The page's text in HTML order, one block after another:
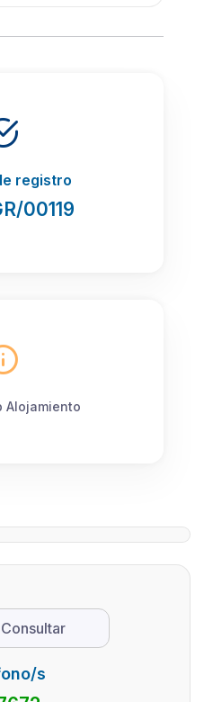
registro
00119
Alojamiento
Consultar
s